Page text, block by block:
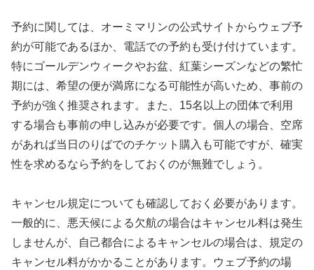
予約に関しては、オーミマリンの公式サイトからウェブ予
約が可能であるほか、電話での予約も受け付けています。
特にゴールデンウィークやお盆、紅葉シーズンなどの繁忙
期には、希望の便が満席になる可能性が高いため、事前の
予約が強く推奨されます。また、15名以上の団体で利用
する場合も事前の申し込みが必要です。個人の場合、空席
があれば当日のりばでのチケット購入も可能ですが、確実
性を求めるなら予約をしておくのが無難でしょう。
キャンセル規定についても確認しておく必要があります。
一般的に、悪天候による欠航の場合はキャンセル料は発生
しませんが、自己都合によるキャンセルの場合は、規定の
キャンセル料がかかることがあります。ウェブ予約の場